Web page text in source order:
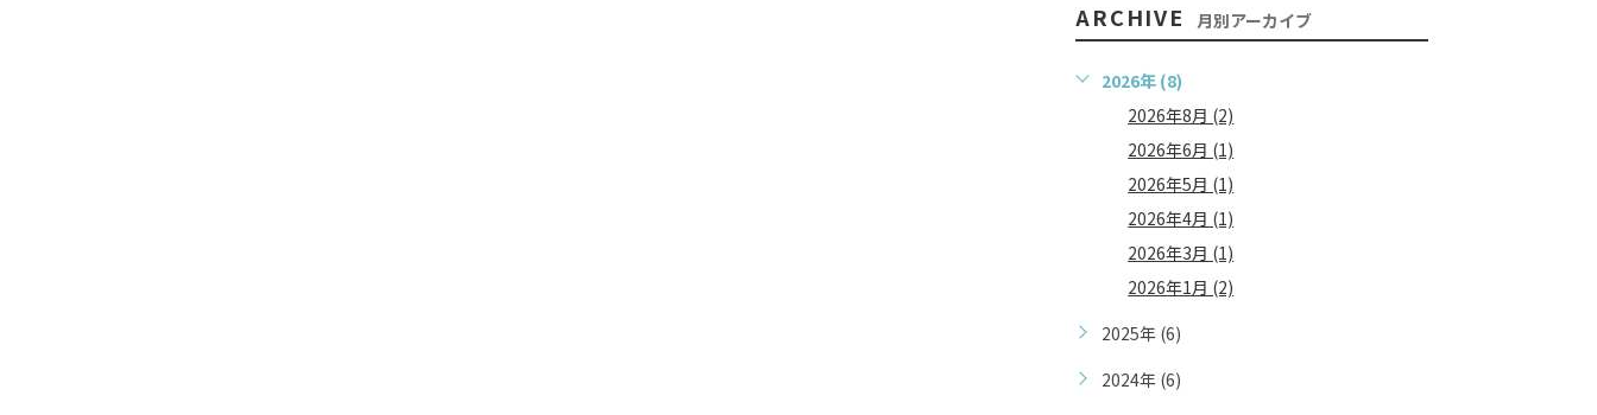
ARCHIVE 月別アーカイブ
2026年 (8)
2026年8月 (2)
2026年6月 (1)
2026年5月 (1)
2026年4月 (1)
2026年3月 (1)
2026年1月 (2)
2025年 (6)
2024年 (6)